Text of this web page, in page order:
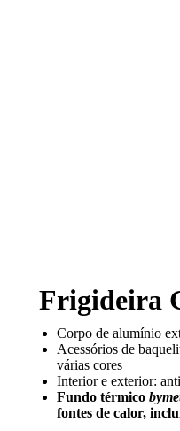
Frigideira
Corpo de alumínio
Acessórios de
várias cores
Interior e exterior:
Fundo térmico
fontes de calor,